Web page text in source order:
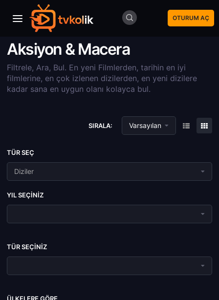
OTURUM AÇ
Aksiyon & Macera
Filtrele, Ara, Bul. En yeni Filmlerden, tarihin en iyi
filmlerine, en çok izlenen dizilerden, en yeni dizilere
kadar sana en uygun olanı kolayca bul.
SIRALA: Varsayılan
TÜR SEÇ
Diziler
YIL SEÇINIZ
TÜR SEÇINIZ